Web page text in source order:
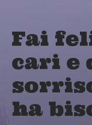
Fai
cari e
ha